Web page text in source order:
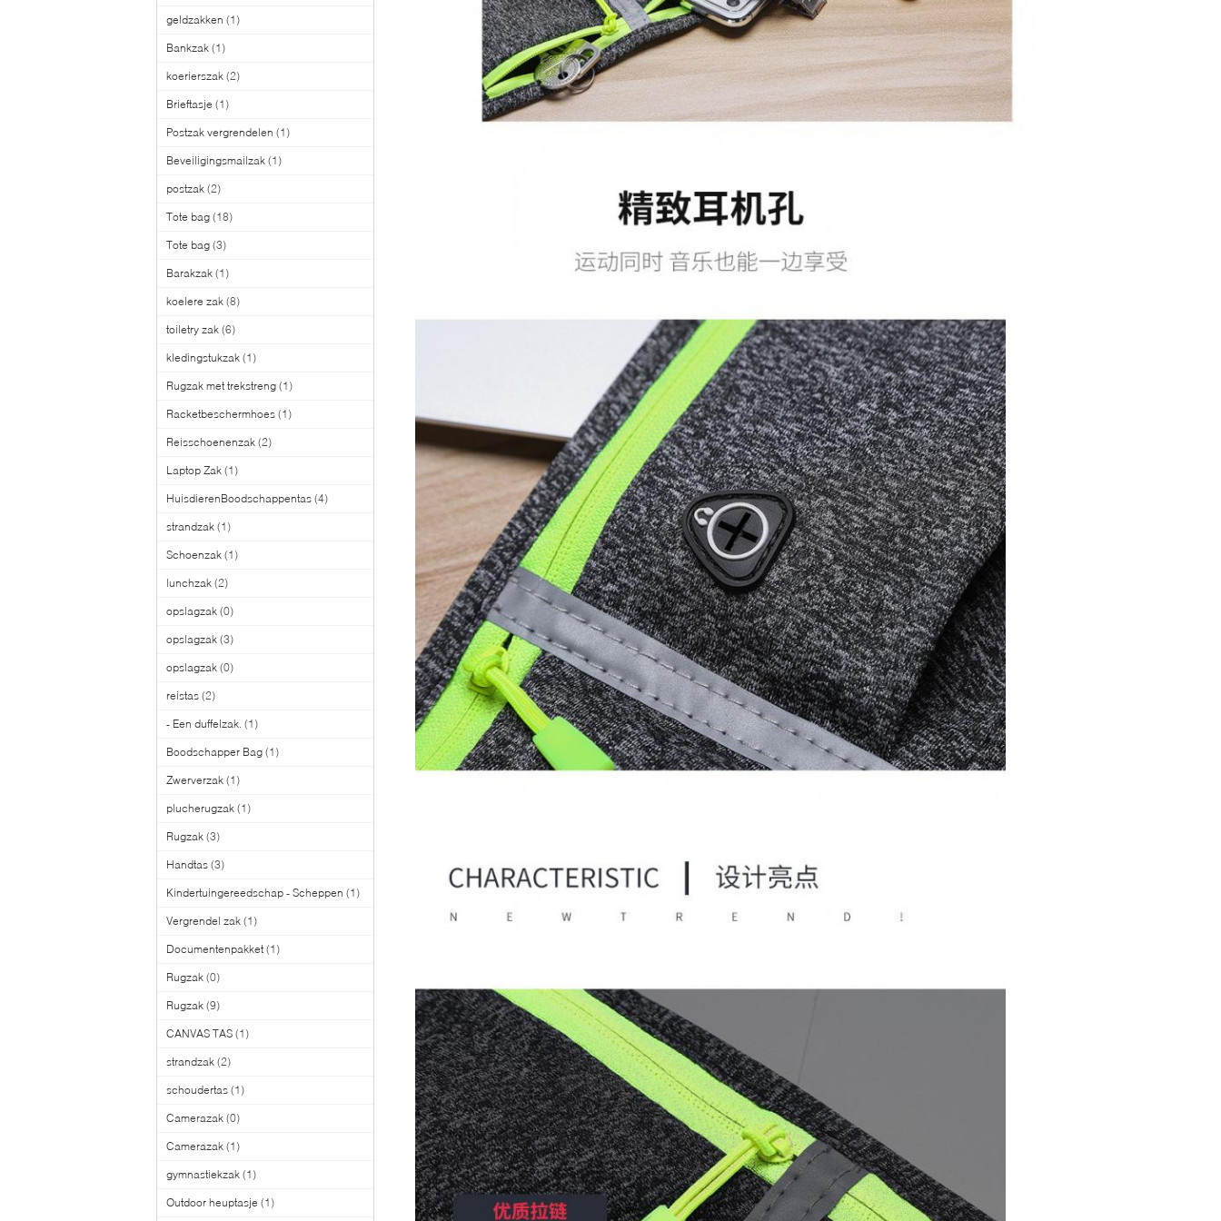
geldzakken (1)
Bankzak (1)
koerierszak (2)
Brieftasje (1)
Postzak vergrendelen (1)
Beveiligingsmailzak (1)
postzak (2)
Tote bag (18)
Tote bag (3)
Barakzak (1)
koelere zak (8)
toiletry zak (6)
kledingstukzak (1)
Rugzak met trekstreng (1)
Racketbeschermhoes (1)
Reisschoenenzak (2)
Laptop Zak (1)
HuisdierenBoodschappentas (4)
strandzak (1)
Schoenzak (1)
lunchzak (2)
opslagzak (0)
opslagzak (3)
opslagzak (0)
reistas (2)
- Een duffelzak. (1)
Boodschapper Bag (1)
Zwerverzak (1)
plucherugzak (1)
Rugzak (3)
Handtas (3)
Kindertuingereedschap - Scheppen (1)
Vergrendel zak (1)
Documentenpakket (1)
Rugzak (0)
Rugzak (9)
CANVAS TAS (1)
strandzak (2)
schoudertas (1)
Camerazak (0)
Camerazak (1)
gymnastiekzak (1)
Outdoor heuptasje (1)